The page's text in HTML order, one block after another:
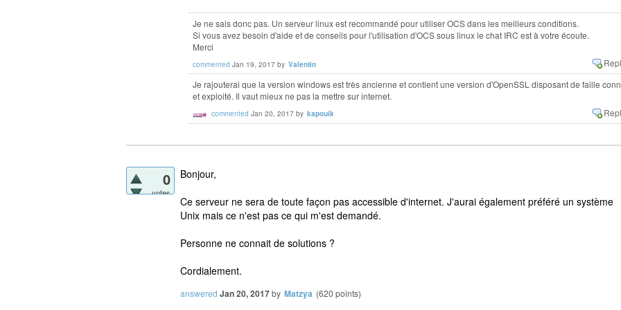
Je ne sais donc pas. Un serveur linux est recommandé pour utiliser OCS dans les meilleurs conditions.
Si vous avez besoin d'aide et de conseils pour l'utilisation d'OCS sous linux le chat IRC est à votre écoute.
Merci
commented Jan 19, 2017 by Valentin
Je rajouterai que la version windows est très ancienne et contient une version d'OpenSSL disposant de faille
et exploité. Il vaut mieux ne pas la mettre sur internet.
commented Jan 20, 2017 by kapouik
0
votes
Bonjour,
Ce serveur ne sera de toute façon pas accessible d'internet. J'aurai également préféré un système
Unix mais ce n'est pas ce qui m'est demandé.
Personne ne connait de solutions ?
Cordialement.
answered Jan 20, 2017by Matzya (620 points)